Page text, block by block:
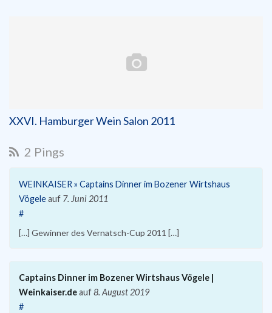
XXVI. Hamburger Wein Salon 2011
2 Pings
WEINKAISER » Captains Dinner im Bozener Wirtshaus
Vögeleauf 7. Juni 2011
#
[…] Gewinner des Vernatsch-Cup 2011 […]
Captains Dinner im Bozener Wirtshaus Vögele |
Weinkaiser.deauf8. August 2019
#